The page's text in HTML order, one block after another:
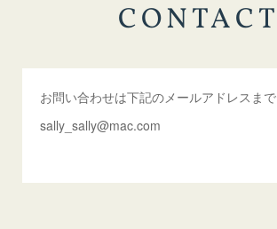
CONTACT
お問い合わせは下記のメールアドレスまで
sally_sally@mac.com